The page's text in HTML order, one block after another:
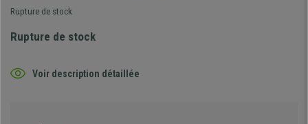
Rupture de stock
Rupture de stock
Voir description détaillée